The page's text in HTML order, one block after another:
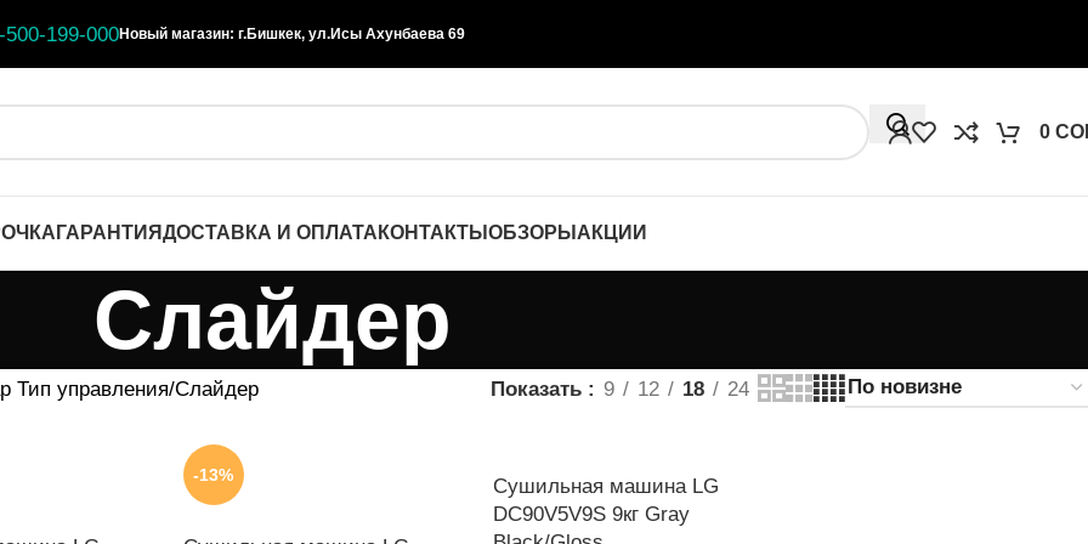
500-199-000Новый магазин: г.Бишкек, ул.Исы Ахунбаева 69
0
ГАРАНТИЯДОСТАВКА И ОПЛАТА КОНТАКТЫ ОБЗОРЫ АКЦИИ
Слайдер
Тип управления Слайдер Показать 9 12 18 24
-13%
Сушильная машина LG
DC90V5V9S 9кг Gray